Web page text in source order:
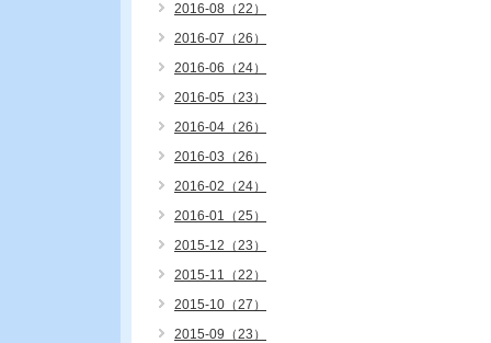
2016-08（22）
2016-07（26）
2016-06（24）
2016-05（23）
2016-04（26）
2016-03（26）
2016-02（24）
2016-01（25）
2015-12（23）
2015-11（22）
2015-10（27）
2015-09（23）